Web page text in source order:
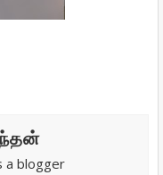
a blogger